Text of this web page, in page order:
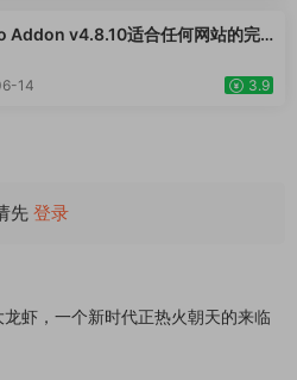
表、化妆品、运动鞋子、家居产品
站WordPress模板
Addon v4.8.10适合任何网站的完
业网站、跨境电商独立站商城模板
14 3.9
先 登录
月底养的老龙虾杀死了